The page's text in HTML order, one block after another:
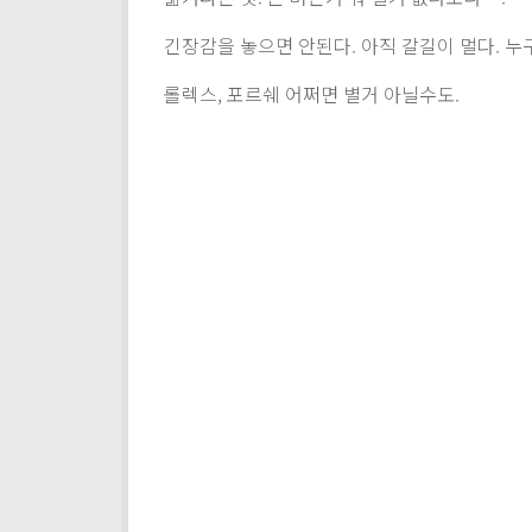
긴장감을 놓으면 안된다. 아직 갈길이 멀다. 누
롤렉스, 포르쉐 어쩌면 별거 아닐수도.